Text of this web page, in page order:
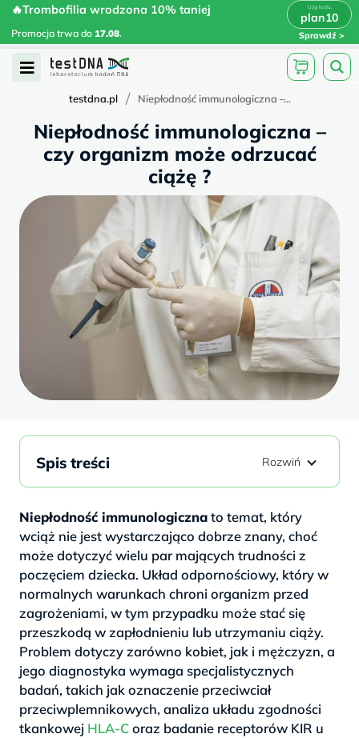
Skip
content
🔥Trombofilia wrodzona 10% taniej
Promocja trwa do 17.08.
plan10
Sprawdź
🔥Trombofilia wrodzona 10% taniej
plan10 x
Open
testdna.pl / Niepłodność immunologiczna –...
Niepłodność immunologiczna –
czy organizm może odrzucać
ciążę ?
Niepłodność immunologicznato temat, który
wciąż nie jest wystarczająco dobrze znany, choć
może dotyczyć wielu par mających trudności z
poczęciem dziecka. Układ odpornościowy, który w
normalnych warunkach chroni organizm przed
zagrożeniami, w tym przypadku może stać się
przeszkodą w zapłodnieniu lub utrzymaniu ciąży.
Problem dotyczy zarówno kobiet, jak i mężczyzn, a
jego diagnostyka wymaga specjalistycznych
badań, takich jak oznaczenie przeciwciał
przeciwplemnikowych, analiza układu zgodności
tkankowej HLA-Coraz badanie receptorów KIR u
Spis treści